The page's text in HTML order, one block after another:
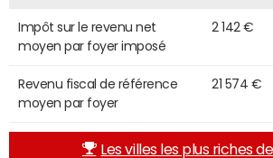
Impôt sur le revenu net
moyen par foyer imposé
2 142 €
Revenu fiscal de référence
moyen par foyer
21 574 €
Les villes les plus riches